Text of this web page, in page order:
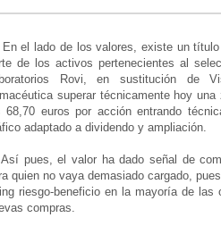
el lado de los valores, existe un título
de los activos pertenecientes al
Rovi, en sustitución de
superar técnicamente hoy
68,70 euros por acción entrando
adaptado a dividendo y ampliación.
pues, el valor ha dado señal de
quien no vaya demasiado cargado,
riesgo-beneficio en la mayoría de
compras.